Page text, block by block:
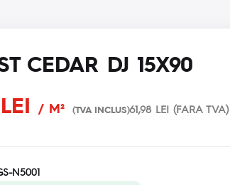
CEDAR DJ 15X90
/ M² (TVA INCLUS)61,98 LEI (FARA TVA)
N5001